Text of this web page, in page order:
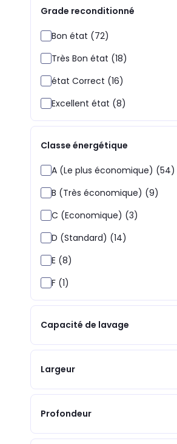
Grade reconditionné
Bon état (72)
Très Bon état (18)
état Correct (16)
Excellent état (8)
Classe énergétique
A (Le plus économique) (54)
B (Très économique) (9)
C (Economique) (3)
D (Standard) (14)
E (8)
F (1)
Capacité de lavage
Largeur
Profondeur